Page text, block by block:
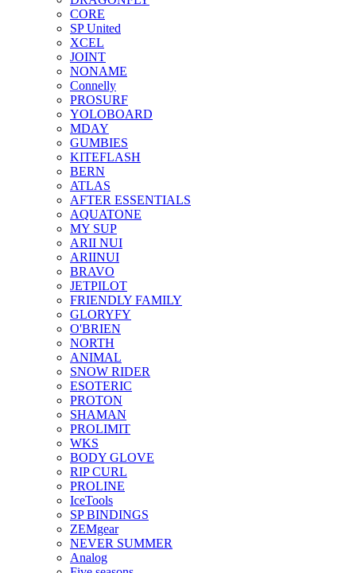
CORE
SP United
XCEL
JOINT
NONAME
Connelly
PROSURF
YOLOBOARD
MDAY
GUMBIES
KITEFLASH
BERN
ATLAS
AFTER ESSENTIALS
AQUATONE
MY SUP
ARII NUI
ARIINUI
BRAVO
JETPILOT
FRIENDLY FAMILY
GLORYFY
O'BRIEN
NORTH
ANIMAL
SNOW RIDER
ESOTERIC
PROTON
SHAMAN
PROLIMIT
WKS
BODY GLOVE
RIP CURL
PROLINE
IceTools
SP BINDINGS
ZEMgear
NEVER SUMMER
Analog